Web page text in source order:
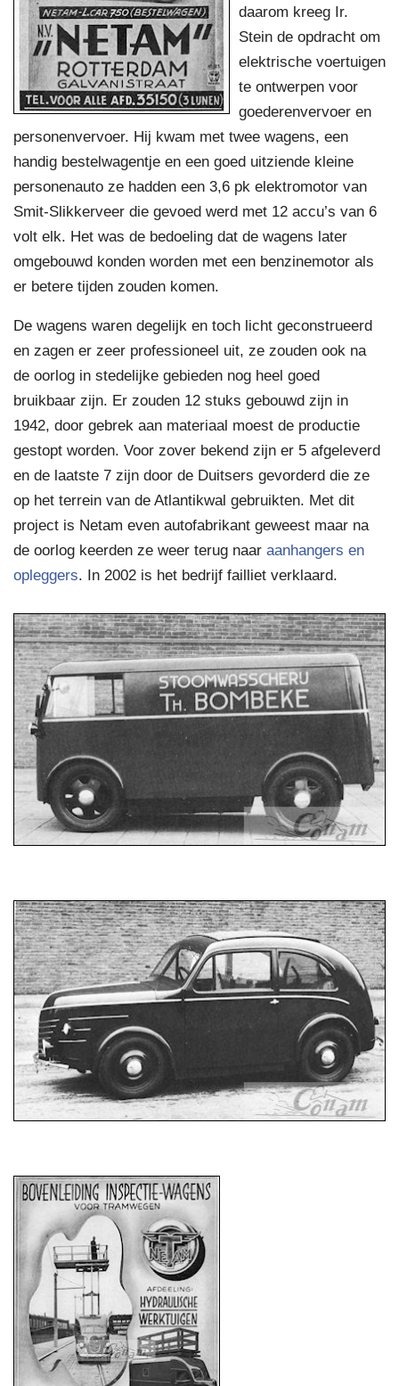
daarom kreeg Ir.
Stein de opdracht om
elektrische voertuigen
te ontwerpen voor
goederenvervoer en
personenvervoer. Hij kwam met twee wagens, een
handig bestelwagentje en een goed uitziende kleine
personenauto ze hadden een 3,6 pk elektromotor van
Smit-Slikkerveer die gevoed werd met 12 accu’s van 6
volt elk. Het was de bedoeling dat de wagens later
omgebouwd konden worden met een benzinemotor als
er betere tijden zouden komen.
De wagens waren degelijk en toch licht geconstrueerd
en zagen er zeer professioneel uit, ze zouden ook na
de oorlog in stedelijke gebieden nog heel goed
bruikbaar zijn. Er zouden 12 stuks gebouwd zijn in
1942, door gebrek aan materiaal moest de productie
gestopt worden. Voor zover bekend zijn er 5 afgeleverd
en de laatste 7 zijn door de Duitsers gevorderd die ze
op het terrein van de Atlantikwal gebruikten. Met dit
project is Netam even autofabrikant geweest maar na
de oorlog keerden ze weer terug naar aanhangers en
opleggers. In 2002 is het bedrijf failliet verklaard.